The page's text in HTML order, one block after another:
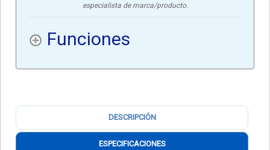
especialista de marca/producto.
Funciones
DESCRIPCIÓN
ESPECIFICACIONES